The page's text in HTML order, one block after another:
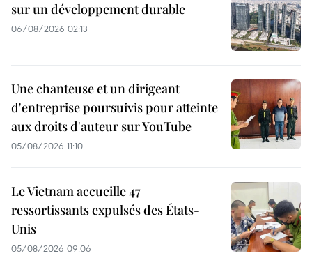
sur un développement durable
06/08/2026 02:13
Une chanteuse et un dirigeant
d'entreprise poursuivis pour atteinte
aux droits d'auteur sur YouTube
05/08/2026 11:10
Le Vietnam accueille 47
ressortissants expulsés des États-
Unis
05/08/2026 09:06